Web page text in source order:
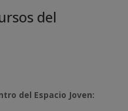
del
del Espacio Joven: